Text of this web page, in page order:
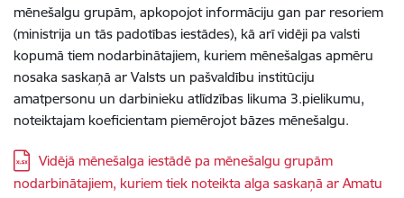
mēnešalgu grupām, apkopojot informāciju gan par resoriem
(ministrija un tās padotības iestādes), kā arī vidēji pa valsti
kopumā tiem nodarbinātajiem, kuriem mēnešalgas apmēru
nosaka saskaņā ar Valsts un pašvaldību institūciju
amatpersonu un darbinieku atlīdzības likuma 3.pielikumu,
noteiktajam koeficientam piemērojot bāzes mēnešalgu.
Lejupielādēt:
Vidējā mēnešalga iestādē pa mēnešalgu grupām
nodarbinātajiem, kuriem tiek noteikta alga saskaņā ar Amatu